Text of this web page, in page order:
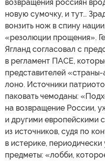
возвращения россиян
новую сумочку, и тут…
вонзить нож в спину
«резолюции прощения».
Ягланд согласовал с
в регламент ПАСЕ,
представителей
лоно. Источники
паковать чемоданы:
на возвращение России,
и другими европейскими
из источников, судя по
в истерике,
предметы: «лобби,